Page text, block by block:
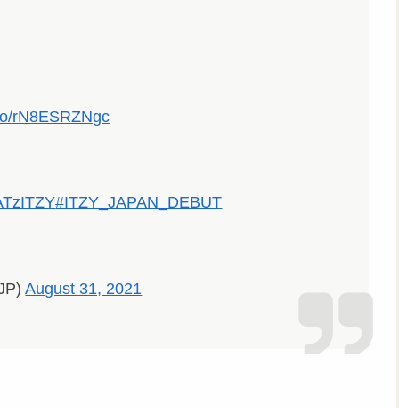
rN8ESRZNgc
#ITZY_JAPAN_DEBUT
August 31, 2021